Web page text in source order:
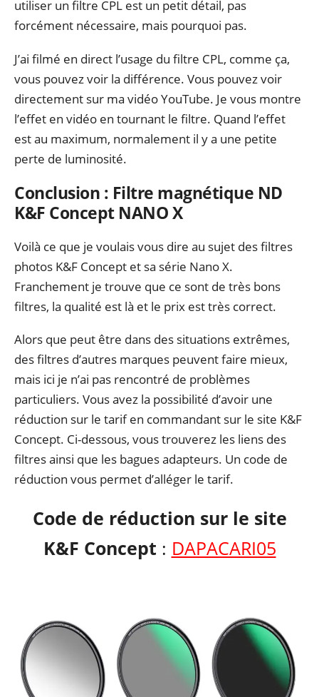
utiliser un filtre CPL est un petit détail, pas
forcément nécessaire, mais pourquoi pas.
J’ai filmé en direct l’usage du filtre CPL, comme ça,
vous pouvez voir la différence. Vous pouvez voir
directement sur ma vidéo YouTube. Je vous montre
l’effet en vidéo en tournant le filtre. Quand l’effet
est au maximum, normalement il y a une petite
perte de luminosité.
Conclusion : Filtre magnétique ND
K&F Concept NANO X
Voilà ce que je voulais vous dire au sujet des filtres
photos K&F Concept et sa série Nano X.
Franchement je trouve que ce sont de très bons
filtres, la qualité est là et le prix est très correct.
Alors que peut être dans des situations extrêmes,
des filtres d’autres marques peuvent faire mieux,
mais ici je n’ai pas rencontré de problèmes
particuliers. Vous avez la possibilité d’avoir une
réduction sur le tarif en commandant sur le site K&F
Concept. Ci-dessous, vous trouverez les liens des
filtres ainsi que les bagues adapteurs. Un code de
réduction vous permet d’alléger le tarif.
Code de réduction sur le site
K&F Concept : DAPACARI05